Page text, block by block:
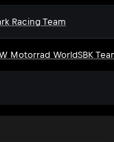
Racing Team
Motorrad WorldSBK